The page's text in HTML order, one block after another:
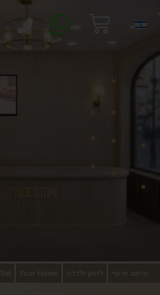
Your Home לחתן ולכלה מיתוג אישי